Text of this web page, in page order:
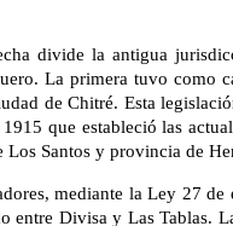
divide la antigua
La primera tuvo como
de Chitré. Esta
que estableció las
Santos y provincia de
mediante la Ley 27 de
entre Divisa y Las Tablas.